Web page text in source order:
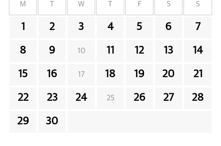
M W F S S
1 2 3 4 5 6 7
8 9 10 11 12 13 14
15 16 17 18 19 20 21
22 23 24 25 26 27 28
29 30